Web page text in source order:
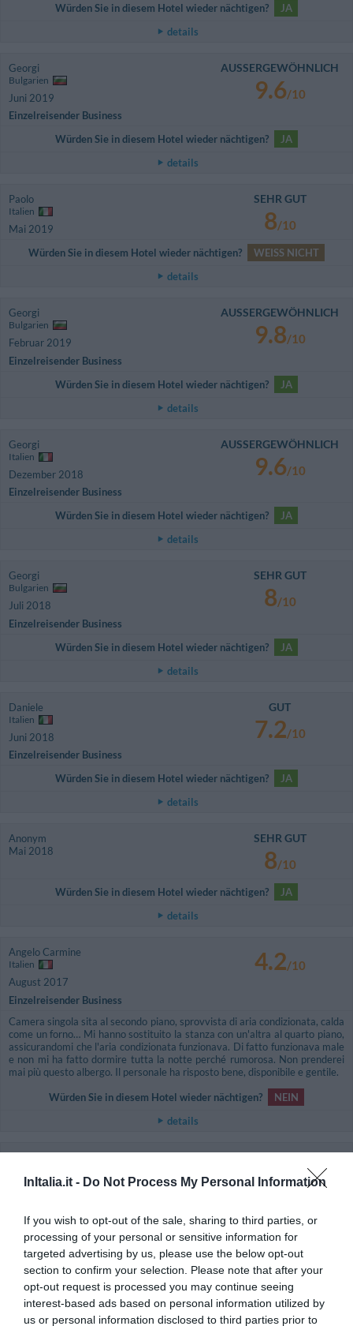
InItalia.it - Do Not Process My Personal Information
If you wish to opt-out of the sale, sharing to third parties, or
processing of your personal or sensitive information for
targeted advertising by us, please use the below opt-out
section to confirm your selection. Please note that after your
opt-out request is processed you may continue seeing
interest-based ads based on personal information utilized by
us or personal information disclosed to third parties prior to
Würden Sie in diesem Hotel wieder nächtigen?
JA
details
Georgi
Bulgarien
Juni 2019
Einzelreisender Business
AUSSERGEWÖHNLICH
9.6/10
Würden Sie in diesem Hotel wieder nächtigen?
JA
details
Paolo
Italien
Mai 2019
SEHR GUT
8/10
Würden Sie in diesem Hotel wieder nächtigen?
WEISS NICHT
details
Georgi
Bulgarien
Februar 2019
Einzelreisender Business
AUSSERGEWÖHNLICH
9.8/10
Würden Sie in diesem Hotel wieder nächtigen?
JA
details
Georgi
Italien
Dezember 2018
Einzelreisender Business
AUSSERGEWÖHNLICH
9.6/10
Würden Sie in diesem Hotel wieder nächtigen?
JA
details
Georgi
Bulgarien
Juli 2018
Einzelreisender Business
SEHR GUT
8/10
Würden Sie in diesem Hotel wieder nächtigen?
JA
details
Daniele
Italien
Juni 2018
Einzelreisender Business
GUT
7.2/10
Würden Sie in diesem Hotel wieder nächtigen?
JA
details
Anonym
Mai 2018
SEHR GUT
8/10
Würden Sie in diesem Hotel wieder nächtigen?
JA
details
Angelo Carmine
Italien
August 2017
Einzelreisender Business
4.2/10
Camera singola sita al secondo piano, sprovvista di aria condizionata, calda
come un forno… Mi hanno sostituito la stanza con un'altra al quarto piano,
assicurandomi che l'aria condizionata funzionava. Di fatto funzionava male
e non mi ha fatto dormire tutta la notte perché rumorosa. Non prenderei
mai più questo albergo. Il personale ha risposto bene, disponibile e gentile.
Würden Sie in diesem Hotel wieder nächtigen?
NEIN
details
Mai 2017
details
Patrizia
Italien
März 2017
Paar über 35 Jahre
OKAY
5.8/10